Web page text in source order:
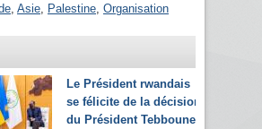
Asie Palestine Organisation
Le Président rwandais
se félicite de la décision
du Président Tebboune